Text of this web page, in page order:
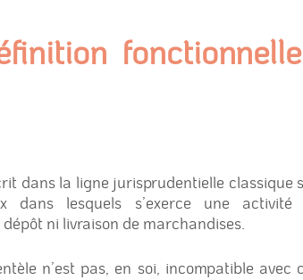
dans la ligne jurisprudentielle classique
dans lesquels s’exerce une activité
ni livraison de marchandises.
n’est pas, en soi, incompatible